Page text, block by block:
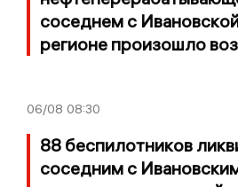
соседнем с
регионе произошло
06/08 08:30
88 беспилотников
соседним с